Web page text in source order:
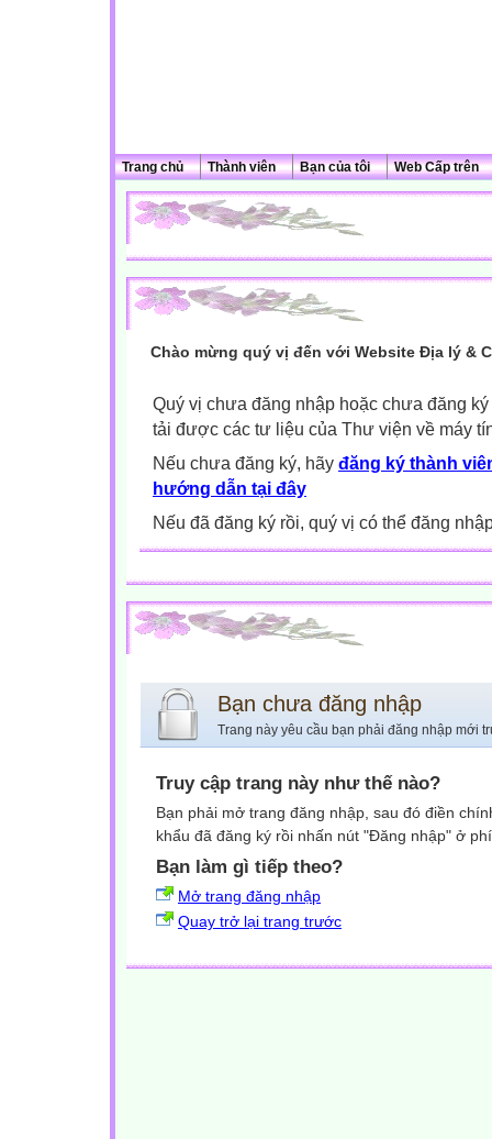
Trang chủ Thành viên Bạn của tôi Web Cấp trên
Chào mừng quý vị đến với Website Địa lý &
Quý vị chưa đăng nhập hoặc chưa đăng
tải được các tư liệu của Thư viện về máy
Nếu chưa đăng ký, hãy đăng ký thành
hướng dẫn tại đây
Nếu đã đăng ký rồi, quý vị có thể đăng
Bạn chưa đăng nhập
Trang này yêu cầu bạn phải đăng nhập mới
Truy cập trang này như thế nào?
Bạn phải mở trang đăng nhập, sau đó điền
khẩu đã đăng ký rồi nhấn nút "Đăng nhập" ở
Bạn làm gì tiếp theo?
Mở trang đăng nhập
Quay trở lại trang trước